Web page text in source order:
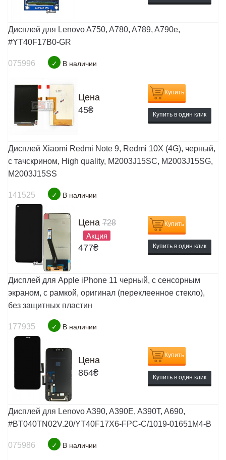
Дисплей для Lenovo A750, A780, A789, A790e,
#YT40F17B0-GR
075996 ✓ В наличии
Цена
45₴
Купить
Купить в один клик
Дисплей Xiaomi Redmi Note 9, Redmi 10X (4G), черный,
с тачскрином, High quality, M2003J15SC, M2003J15SG,
M2003J15SS
141525 ✓ В наличии
Цена728
Акция
477₴
Купить
Купить в один клик
Дисплей для Apple iPhone 11 черный, с сенсорным
экраном, с рамкой, оригинал (переклеенное стекло),
без защитных пластин
177935 ✓ В наличии
Цена
864₴
Купить
Купить в один клик
Дисплей для Lenovo A390, A390E, A390T, A690,
#BT040TN02V.20/YT40F17X6-FPC-C/1019-01651M4-B
075986 ✓ В наличии